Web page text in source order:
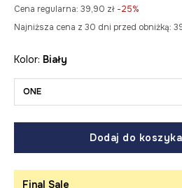
Cena regularna: 39,90 zł -25%
Najniższa cena z 30 dni przed obniżką:
Kolor: biały
ONE
Dodaj do koszyka
Final Sale